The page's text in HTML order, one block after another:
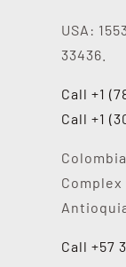
USA:
33436.
Call +1
Call +1
Call +57